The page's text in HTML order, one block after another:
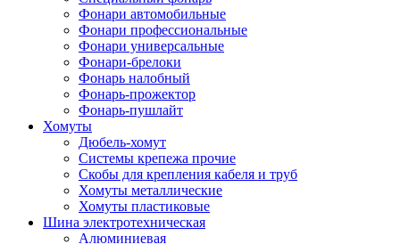
Фонари автомобильные
Фонари профессиональные
Фонари универсальные
Фонари-брелоки
Фонарь налобный
Фонарь-прожектор
Фонарь-пушлайт
Хомуты
Дюбель-хомут
Системы крепежа прочие
Скобы для крепления кабеля и труб
Хомуты металлические
Хомуты пластиковые
Шина электротехническая
Алюминиевая